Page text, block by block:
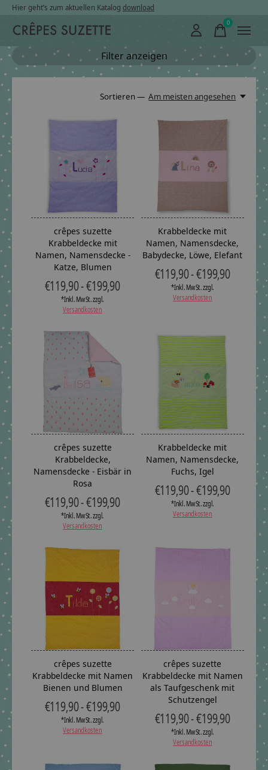
Hier geht’s zum aktuellen Katalog download
0items
Filter anzeigen
Sortieren — Am meisten angesehen
crêpes suzette
Krabbeldecke mit
Namen, Namensdecke -
Katze, Blumen
€119,90 - €199,90
*Inkl. MwSt. zzgl.
Versandkosten
Krabbeldecke mit
Namen, Namensdecke,
Babydecke, Löwe, Elefant
€119,90 - €199,90
*Inkl. MwSt. zzgl.
Versandkosten
crêpes suzette
Krabbeldecke,
Namensdecke - Eisbär in
Rosa
€119,90 - €199,90
*Inkl. MwSt. zzgl.
Versandkosten
Krabbeldecke mit
Namen, Namensdecke,
Fuchs, Igel
€119,90 - €199,90
*Inkl. MwSt. zzgl.
Versandkosten
crêpes suzette
Krabbeldecke mit Namen
Bienen und Blumen
€119,90 - €199,90
*Inkl. MwSt. zzgl.
Versandkosten
crêpes suzette
Krabbeldecke mit Namen
als Taufgeschenk mit
Schutzengel
€119,90 - €199,90
*Inkl. MwSt. zzgl.
Versandkosten